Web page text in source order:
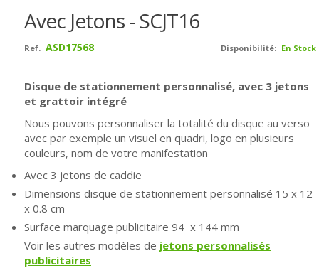
Avec Jetons - SCJT16
Disponibilité: En Stock
Ref. ASD17568
Disque de stationnement personnalisé, avec 3 jetons
et grattoir intégré
Nous pouvons personnaliser la totalité du disque au verso
avec par exemple un visuel en quadri, logo en plusieurs
couleurs, nom de votre manifestation
Avec 3 jetons de caddie
Dimensions disque de stationnement personnalisé 15 x 12
x 0.8 cm
Surface marquage publicitaire 94 x 144 mm
Voir les autres modèles de jetons personnalisés
publicitaires